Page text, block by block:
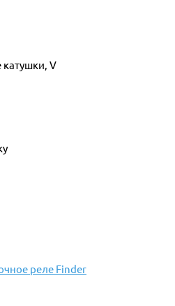
V
реле Finder